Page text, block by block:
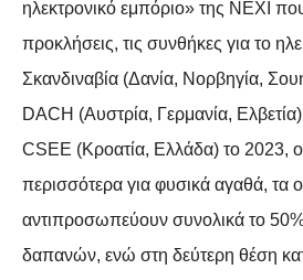
ηλεκτρονικό εμπόριο» της ΝΕΧΙ που
προκλήσεις, τις συνθήκες για το
Σκανδιναβία (Δανία, Νορβηγία,
DACH (Αυστρία, Γερμανία,
CSEE (Κροατία, Ελλάδα) το 2023,
περισσότερα για φυσικά αγαθά, τα
αντιπροσωπεύουν συνολικά το
δαπανών, ενώ στη δεύτερη θέση